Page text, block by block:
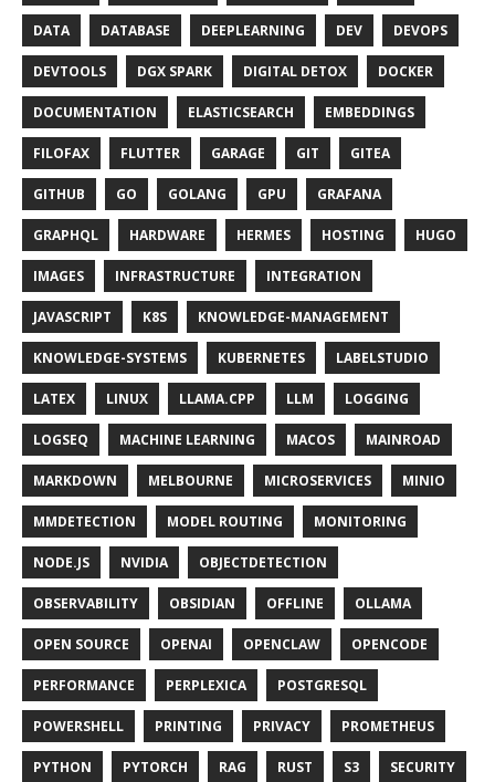
DATA DATABASE DEEPLEARNING DEV DEVOPS
DEVTOOLS DGX SPARK DIGITAL DETOX DOCKER
DOCUMENTATION ELASTICSEARCH EMBEDDINGS
FILOFAX FLUTTER GARAGE GIT GITEA
GITHUB GO GOLANG GPU GRAFANA
GRAPHQL HARDWARE HERMES HOSTING HUGO
IMAGES INFRASTRUCTURE INTEGRATION
JAVASCRIPT K8S KNOWLEDGE-MANAGEMENT
KNOWLEDGE-SYSTEMS KUBERNETES LABELSTUDIO
LATEX LINUX LLAMA.CPP LLM LOGGING
LOGSEQ MACHINE LEARNING MACOS MAINROAD
MARKDOWN MELBOURNE MICROSERVICES MINIO
MMDETECTION MODEL ROUTING MONITORING
NODE.JS NVIDIA OBJECTDETECTION
OBSERVABILITY OBSIDIAN OFFLINE OLLAMA
OPEN SOURCE OPENAI OPENCLAW OPENCODE
PERFORMANCE PERPLEXICA POSTGRESQL
POWERSHELL PRINTING PRIVACY PROMETHEUS
PYTHON PYTORCH RAG RUST S3 SECURITY